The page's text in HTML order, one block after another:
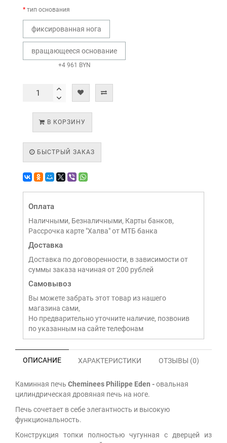
тип основания
фиксированная нога
вращающееся основание
+4 961 BYN
В КОРЗИНУ
БЫСТРЫЙ ЗАКАЗ
Оплата
Наличными, Безналичными, Карты банков,
Рассрочка карте "Халва" от МТБ банка
Доставка
Доставка по договоренности, в зависимости от
суммы заказа начиная от 200 рублей
Самовывоз
Вы можете забрать этот товар из нашего
магазина сами,
Но предварительно уточните наличие, позвонив
по указанным на сайте телефонам
ОПИСАНИЕ ХАРАКТЕРИСТИКИ ОТЗЫВЫ (0)
Каминная печь Cheminees Philippe Eden -овальная
цилиндрическая дровяная печь на ноге.
Печь сочетает в себе элегантность и высокую
функциональность.
Конструкция топки полностью чугунная с дверцей из